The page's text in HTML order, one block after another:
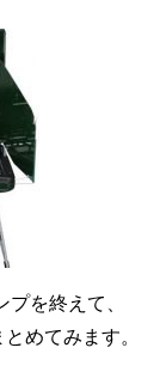
を終えて、
めてみます。